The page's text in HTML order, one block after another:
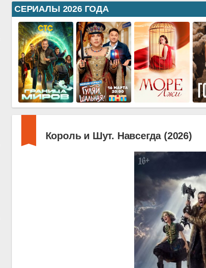
СЕРИАЛЫ 2026 ГОДА
Король и Шут. Навсегда (2026)